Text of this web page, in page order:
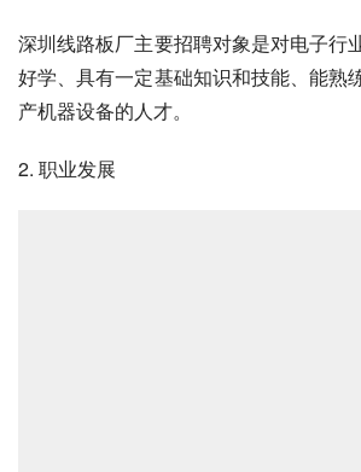
深圳线路板厂主要招聘对象是对电子行
好学、具有一定基础知识和技能、能熟
产机器设备的人才。
2. 职业发展